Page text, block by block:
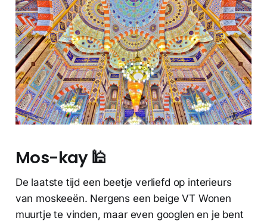
Mos-kay 🕌
De laatste tijd een beetje verliefd op interieurs
van moskeeën. Nergens een beige VT Wonen
muurtje te vinden, maar even googlen en je bent